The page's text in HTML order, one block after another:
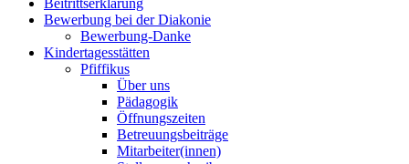
Bewerbung bei der Diakonie
Bewerbung-Danke
Kindertagesstätten
Pfiffikus
Über uns
Pädagogik
Öffnungszeiten
Betreuungsbeiträge
Mitarbeiter(innen)